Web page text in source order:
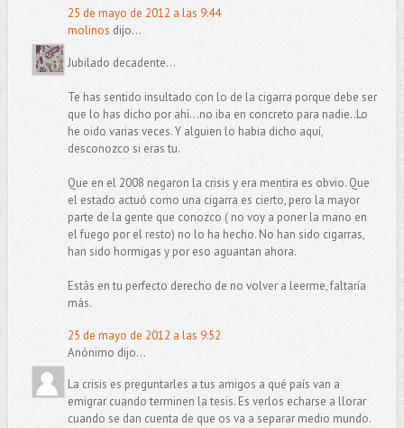
25 de mayo de 2012 a las 9:44
molinos dijo...
Jubilado decadente...
Te has sentido insultado con lo de la cigarra porque debe ser
que lo has dicho por ahí...no iba en concreto para nadie..Lo
he oido varias veces. Y alguien lo habia dicho aquí,
desconozco si eras tu.
Que en el 2008 negaron la crisis y era mentira es obvio. Que
el estado actuó como una cigarra es cierto, pero la mayor
parte de la gente que conozco ( no voy a poner la mano en
el fuego por el resto) no lo ha hecho. No han sido cigarras,
han sido hormigas y por eso aguantan ahora.
Estás en tu perfecto derecho de no volver a leerme, faltaría
más.
25 de mayo de 2012 a las 9:52
Anónimo dijo...
La crisis es preguntarles a tus amigos a qué país van a
emigrar cuando terminen la tesis. Es verlos echarse a llorar
cuando se dan cuenta de que os va a separar medio mundo.